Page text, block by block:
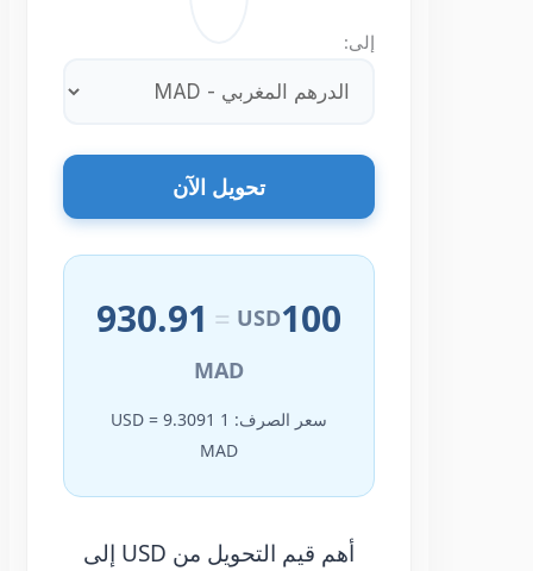
تحويل الآن
100
USD
=
930.91
MAD
سعر الصرف: 1 USD = 9.3091
أهم قيم التحويل من USD إلى